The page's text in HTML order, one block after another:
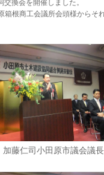
換会を開催しました。
箱根商工会議所会頭様からそ
加藤仁司小田原市議会議長